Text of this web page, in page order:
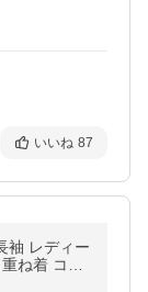
いいね 87
ね着 コッ
薄手 ゴル